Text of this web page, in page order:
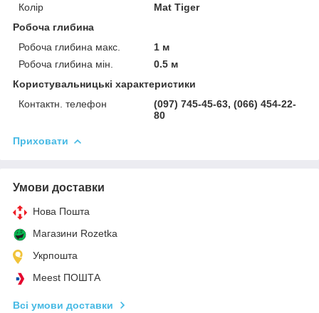
Колір
Mat Tiger
Робоча глибина
Робоча глибина макс.
1 м
Робоча глибина мін.
0.5 м
Користувальницькі характеристики
Контактн. телефон
(097) 745-45-63, (066) 454-22-
80
Приховати
Умови доставки
Нова Пошта
Магазини Rozetka
Укрпошта
Meest ПОШТА
Всі умови доставки